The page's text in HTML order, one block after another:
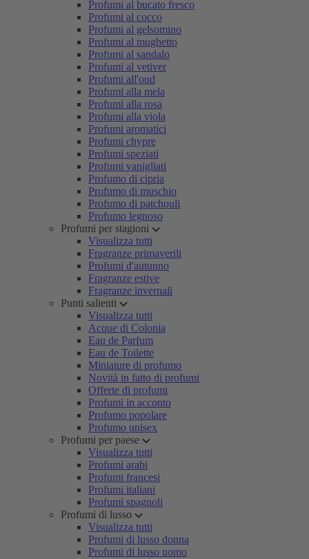
Profumi al bucato fresco
Profumi al cocco
Profumi al gelsomino
Profumi al mughetto
Profumi al sandalo
Profumi al vetiver
Profumi all'oud
Profumi alla mela
Profumi alla rosa
Profumi alla viola
Profumi aromatici
Profumi chypre
Profumi speziati
Profumi vanigliati
Profumo di cipria
Profumo di muschio
Profumo di patchouli
Profumo legnoso
Profumi per stagioni
Visualizza tutti
Fragranze primaverili
Profumi d'autunno
Fragranze estive
Fragranze invernali
Punti salienti
Visualizza tutti
Acque di Colonia
Eau de Parfum
Eau de Toilette
Miniature di profumo
Novità in fatto di profumi
Offerte di profumi
Profumi in acconto
Profumo popolare
Profumo unisex
Profumi per paese
Visualizza tutti
Profumi arabi
Profumi francesi
Profumi italiani
Profumi spagnoli
Profumi di lusso
Visualizza tutti
Profumi di lusso donna
Profumi di lusso uomo